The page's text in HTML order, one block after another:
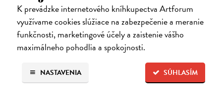
K prevádzke internetového kníhkupectva Artforum
využívame cookies slúžiace na zabezpečenie a meranie
funkčnosti, marketingové účely a zaistenie vášho
maximálneho pohodlia a spokojnosti.
SÚHLASÍM
NASTAVENIA
Pospěch Pavel| Elektronická kniha
Kultura individualismu a její dopady na lidské životy a politiku Všichni
jsme výjimeční… Když najdeme své autentické já, konečně budeme
šťastní… Úspěch a životní spokojenost si musíme zařídit sami, nikdo…
Na stiahnutie akoEPUB,MOBIaPDF
11,99 €